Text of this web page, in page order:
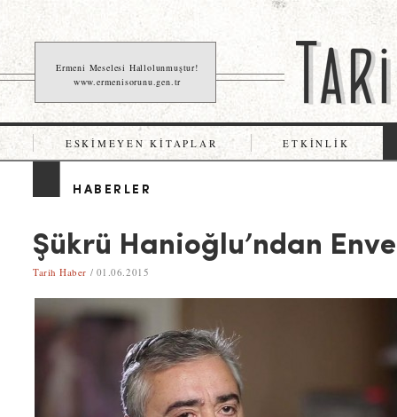
Ermeni Meselesi Hallolunmuştur!
www.ermenisorunu.gen.tr
ESKIMEYEN KITAPLAR ETKINLIK
HABERLER
Şükrü Hanioğlu’ndan
Tarih Haber / 01.06.2015